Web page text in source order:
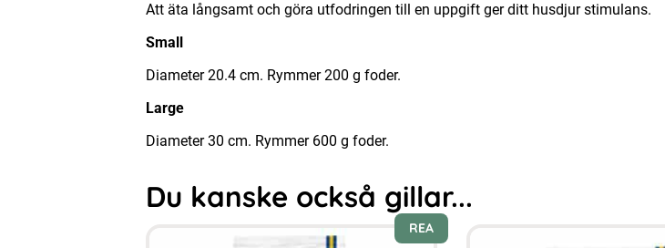
Att äta långsamt och göra utfodringen till en uppgift ger ditt husdjur stimulans.
Small
Diameter 20.4 cm. Rymmer 200 g foder.
Large
Diameter 30 cm. Rymmer 600 g foder.
Du kanske också gillar...
REA